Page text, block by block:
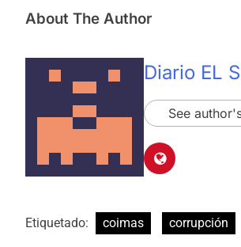
About The Author
Diario EL
See
Etiquetado: coimas corrupción